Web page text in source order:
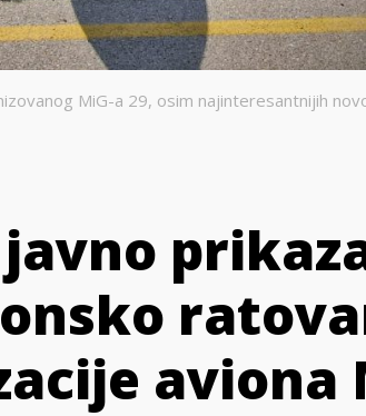
MiG-a 29, osim najinteresantnijih
javno
aviona